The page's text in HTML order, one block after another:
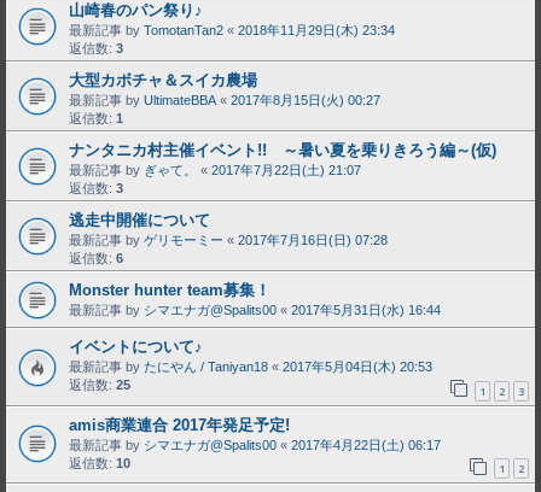
山崎春のパン祭り♪
最新記事 by TomotanTan2 « 2018年11月29日(木) 23:34
返信数: 3
大型カボチャ＆スイカ農場
最新記事 by UltimateBBA « 2017年8月15日(火) 00:27
返信数: 1
ナンタニカ村主催イベント!! ～暑い夏を乗りきろう編～(仮)
最新記事 by ぎゃて。 « 2017年7月22日(土) 21:07
返信数: 3
逃走中開催について
最新記事 by ゲリモーミー « 2017年7月16日(日) 07:28
返信数: 6
Monster hunter team募集！
最新記事 by シマエナガ@Spalits00 « 2017年5月31日(水) 16:44
イベントについて♪
最新記事 by たにやん / Taniyan18 « 2017年5月04日(木) 20:53
返信数: 25 1 2 3
amis商業連合 2017年発足予定!
最新記事 by シマエナガ@Spalits00 « 2017年4月22日(土) 06:17
返信数: 10 1 2